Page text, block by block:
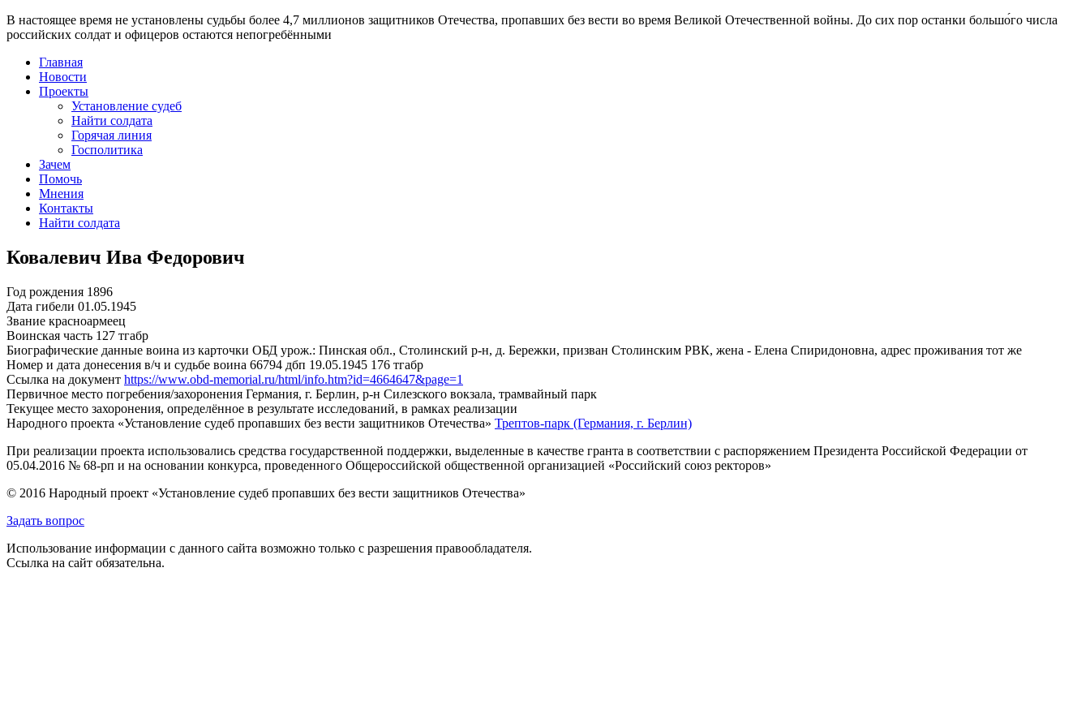
В настоящее время не установлены судьбы более 4,7 миллионов защитников Отечества, пропавших без вести во время Великой Отечественной войны. До сих пор останки большо́го числа
российских солдат и офицеров остаются непогребёнными
Главная
Новости
Проекты
Установление судеб
Найти солдата
Горячая линия
Госполитика
Зачем
Помочь
Мнения
Контакты
Найти солдата
Ковалевич Ива Федорович
Год рождения 1896
Дата гибели 01.05.1945
Звание красноармеец
Воинская часть 127 тгабр
Биографические данные воина из карточки ОБД урож.: Пинская обл., Столинский р-н, д. Бережки, призван Столинским РВК, жена - Елена Спиридоновна, адрес проживания тот же
Номер и дата донесения в/ч и судьбе воина 66794 дбп 19.05.1945 176 тгабр
Ссылка на документ https://www.obd-memorial.ru/html/info.htm?id=4664647&page=1
Первичное место погребения/захоронения Германия, г. Берлин, р-н Силезского вокзала, трамвайный парк
Текущее место захоронения, определённое в результате исследований, в рамках реализации
Народного проекта «Установление судеб пропавших без вести защитников Отечества» Трептов-парк (Германия, г. Берлин)
При реализации проекта использовались средства государственной поддержки, выделенные в качестве гранта в соответствии с распоряжением Президента Российской Федерации от
05.04.2016 № 68-рп и на основании конкурса, проведенного Общероссийской общественной организацией «Российский союз ректоров»
© 2016 Народный проект «Установление судеб пропавших без вести защитников Отечества»
Задать вопрос
Использование информации с данного сайта возможно только с разрешения правообладателя.
Ссылка на сайт обязательна.